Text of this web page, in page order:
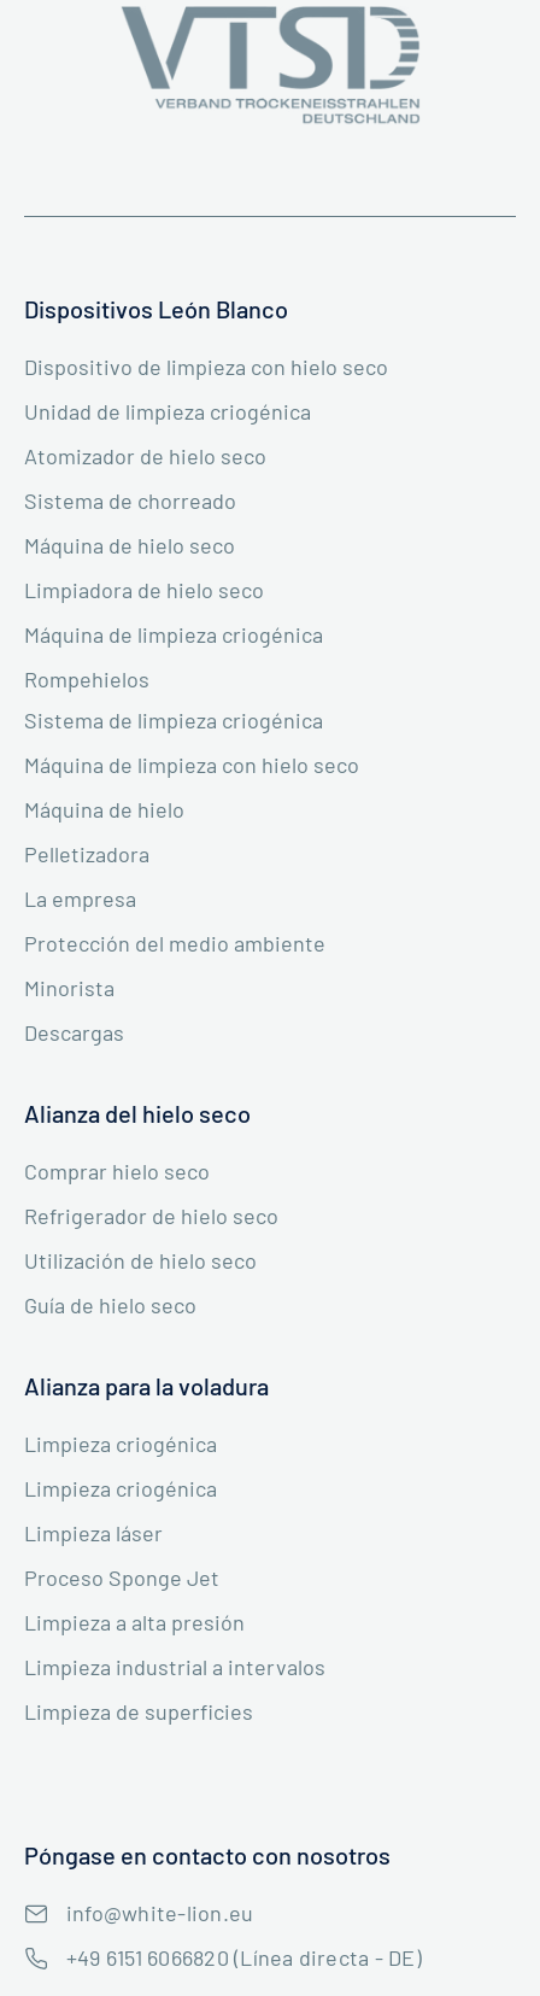
Dispositivos León Blanco
Dispositivo de limpieza con hielo seco
Unidad de limpieza criogénica
Atomizador de hielo seco
Sistema de chorreado
Máquina de hielo seco
Limpiadora de hielo seco
Máquina de limpieza criogénica
Rompehielos
Sistema de limpieza criogénica
Máquina de limpieza con hielo seco
Máquina de hielo
Pelletizadora
La empresa
Protección del medio ambiente
Minorista
Descargas
Alianza del hielo seco
Comprar hielo seco
Refrigerador de hielo seco
Utilización de hielo seco
Guía de hielo seco
Alianza para la voladura
Limpieza criogénica
Limpieza criogénica
Limpieza láser
Proceso Sponge Jet
Limpieza a alta presión
Limpieza industrial a intervalos
Limpieza de superficies
Póngase en contacto con nosotros
info@white-lion.eu
+49 6151 6066820 (Línea directa - DE)